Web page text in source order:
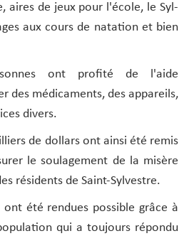
aires de jeux pour l'école, le Syl-
aux cours de natation et bien
ont profité de l'aide
des médicaments, des appareils,
divers.
de dollars ont ainsi été remis
le soulagement de la misère
résidents de Saint-Sylvestre.
été rendues possible grâce à
qui a toujours répondu